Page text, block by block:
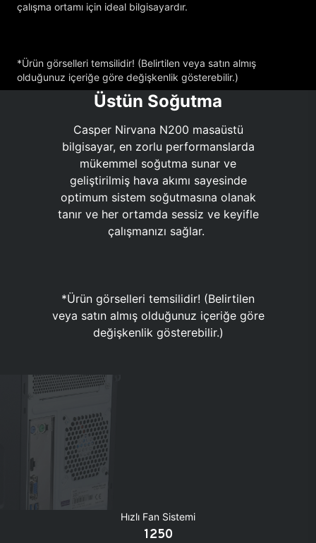
çalışma ortamı için ideal bilgisayardır.
*Ürün görselleri temsilidir! (Belirtilen veya satın almış
olduğunuz içeriğe göre değişkenlik gösterebilir.)
Üstün Soğutma
Casper Nirvana N200 masaüstü
bilgisayar, en zorlu performanslarda
mükemmel soğutma sunar ve
geliştirilmiş hava akımı sayesinde
optimum sistem soğutmasına olanak
tanır ve her ortamda sessiz ve keyifle
çalışmanızı sağlar.
*Ürün görselleri temsilidir! (Belirtilen
veya satın almış olduğunuz içeriğe göre
değişkenlik gösterebilir.)
Hızlı Fan Sistemi
1250